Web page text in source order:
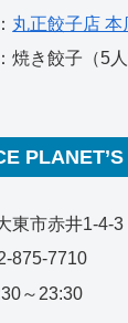
丸正餃子店 本
焼き餃子（5
東市赤井1-4-3
875-7710
～23:30